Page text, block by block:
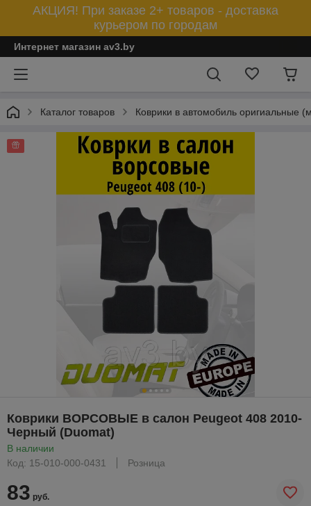
АКЦИЯ! При заказе 2+ товаров - доставка
курьером по городам
Интернет магазин av3.by
Каталог товаров Коврики в автомобиль оригиальные
Коврики ВОРСОВЫЕ в салон Peugeot 408 2010-
Черный (Duomat)
В наличии
Код: 15-010-000-0431
Розница
83 руб.